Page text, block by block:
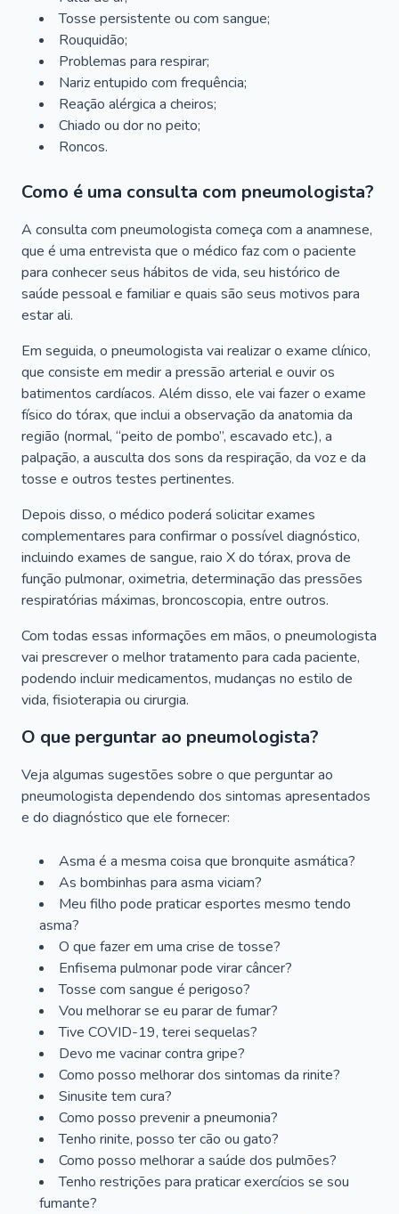
Tosse persistente ou com sangue;
Rouquidão;
Problemas para respirar;
Nariz entupido com frequência;
Reação alérgica a cheiros;
Chiado ou dor no peito;
Roncos.
Como é uma consulta com pneumologista?
A consulta com pneumologista começa com a anamnese,
que é uma entrevista que o médico faz com o paciente
para conhecer seus hábitos de vida, seu histórico de
saúde pessoal e familiar e quais são seus motivos para
estar ali.
Em seguida, o pneumologista vai realizar o exame clínico,
que consiste em medir a pressão arterial e ouvir os
batimentos cardíacos. Além disso, ele vai fazer o exame
físico do tórax, que inclui a observação da anatomia da
região (normal, “peito de pombo”, escavado etc.), a
palpação, a ausculta dos sons da respiração, da voz e da
tosse e outros testes pertinentes.
Depois disso, o médico poderá solicitar exames
complementares para confirmar o possível diagnóstico,
incluindo exames de sangue, raio X do tórax, prova de
função pulmonar, oximetria, determinação das pressões
respiratórias máximas, broncoscopia, entre outros.
Com todas essas informações em mãos, o pneumologista
vai prescrever o melhor tratamento para cada paciente,
podendo incluir medicamentos, mudanças no estilo de
vida, fisioterapia ou cirurgia.
O que perguntar ao pneumologista?
Veja algumas sugestões sobre o que perguntar ao
pneumologista dependendo dos sintomas apresentados
e do diagnóstico que ele fornecer:
Asma é a mesma coisa que bronquite asmática?
As bombinhas para asma viciam?
Meu filho pode praticar esportes mesmo tendo
asma?
O que fazer em uma crise de tosse?
Enfisema pulmonar pode virar câncer?
Tosse com sangue é perigoso?
Vou melhorar se eu parar de fumar?
Tive COVID-19, terei sequelas?
Devo me vacinar contra gripe?
Como posso melhorar dos sintomas da rinite?
Sinusite tem cura?
Como posso prevenir a pneumonia?
Tenho rinite, posso ter cão ou gato?
Como posso melhorar a saúde dos pulmões?
Tenho restrições para praticar exercícios se sou
fumante?